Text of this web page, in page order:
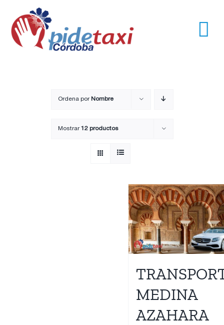
contenido
Ordena por Nombre
Mostrar12 productos
MEDINA
AZAHARA